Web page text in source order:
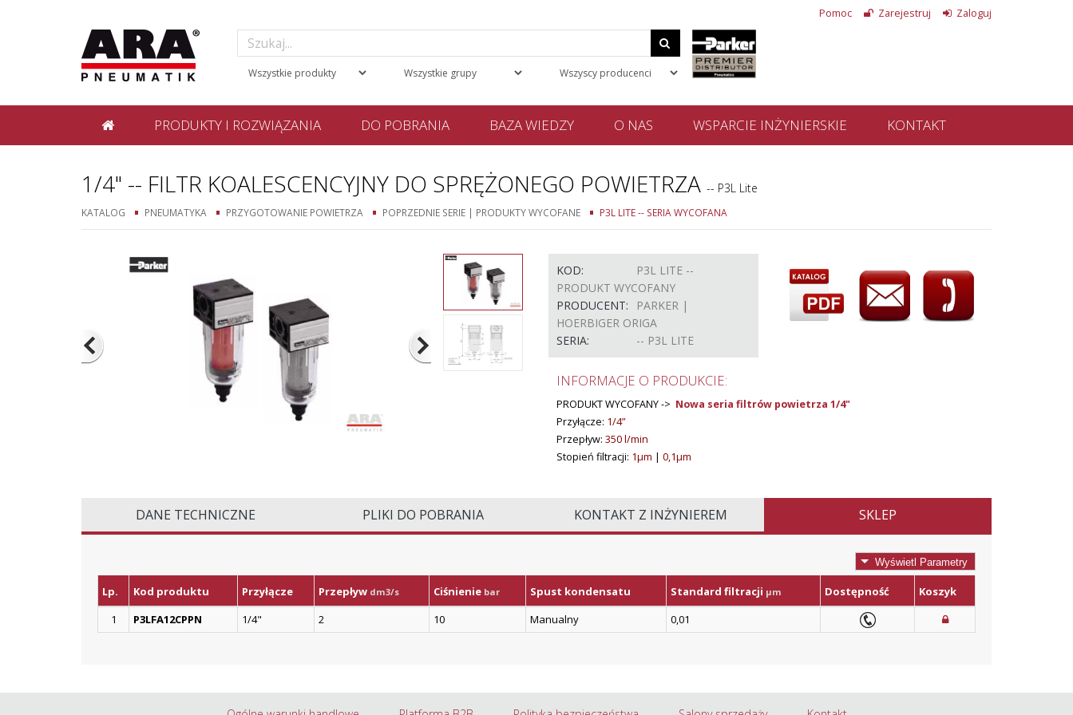
Pomoc Zarejestruj Zaloguj
PRODUKTY I ROZWIĄZANIA DO POBRANIA BAZA WIEDZY O NAS WSPARCIE INŻYNIERSKIE KONTAKT
1/4" -- FILTR KOALESCENCYJNY DO SPRĘŻONEGO POWIETRZA -- P3L Lite
KATALOG PNEUMATYKA PRZYGOTOWANIE POWIETRZA POPRZEDNIE SERIE | PRODUKTY WYCOFANE P3L LITE -- SERIA WYCOFANA
KOD:
P3L LITE --
PRODUKT WYCOFANY
PRODUCENT:
PARKER |
HOERBIGER ORIGA
SERIA:
-- P3L LITE
INFORMACJE O PRODUKCIE:
PRODUKT WYCOFANY -> Nowa seria filtrów powietrza 1/4"
Przyłącze: 1/4”
Przepływ: 350 l/min
Stopień filtracji: 1µm | 0,1µm
DANE TECHNICZNE PLIKI DO POBRANIA KONTAKT Z INŻYNIEREM SKLEP
Wyświetl Parametry
Lp. Kod produktu Przyłącze Przepływ dm3/s Ciśnienie bar Spust kondensatu Standard filtracji µm Dostępność
Koszyk
1
P3LFA12CPPN 1/4" 2 10 Manualny 0,01